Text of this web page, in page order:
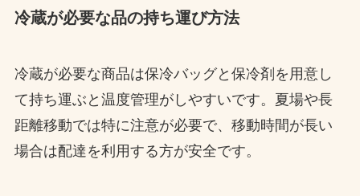
冷蔵が必要な品の持ち運び方法
冷蔵が必要な商品は保冷バッグと保冷剤を用意し
て持ち運ぶと温度管理がしやすいです。夏場や長
距離移動では特に注意が必要で、移動時間が長い
場合は配達を利用する方が安全です。